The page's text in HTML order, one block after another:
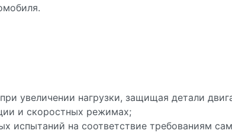
увеличении нагрузки, защищая детали
и скоростных режимах;
испытаний на соответствие требованиям